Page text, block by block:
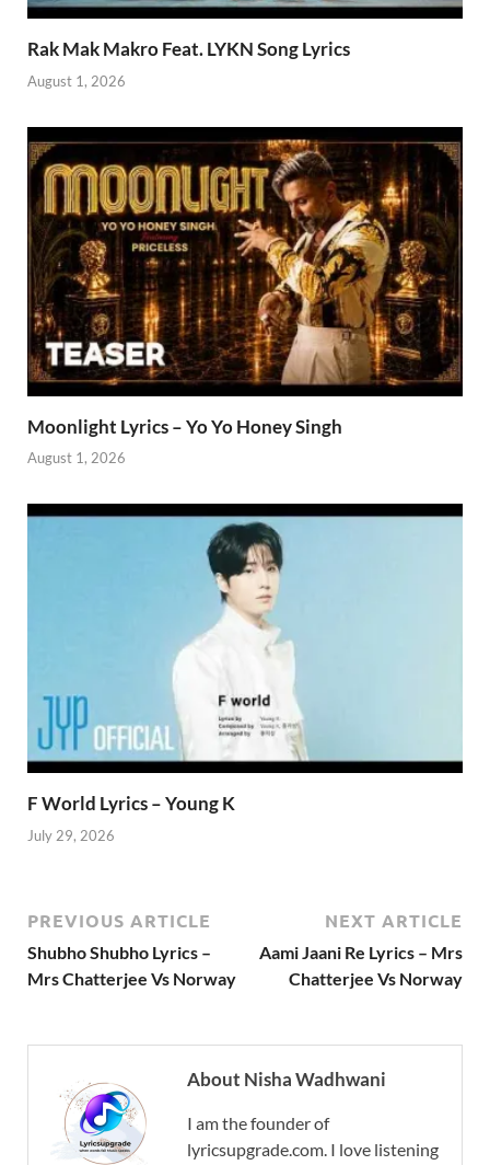
Rak Mak Makro Feat. LYKN Song Lyrics
August 1, 2026
Moonlight Lyrics – Yo Yo Honey Singh
August 1, 2026
F World Lyrics – Young K
July 29, 2026
PREVIOUS ARTICLE
Shubho Shubho Lyrics –
Mrs Chatterjee Vs Norway
NEXT ARTICLE
Aami Jaani Re Lyrics – Mrs
Chatterjee Vs Norway
About Nisha Wadhwani
I am the founder of
lyricsupgrade.com. I love listening